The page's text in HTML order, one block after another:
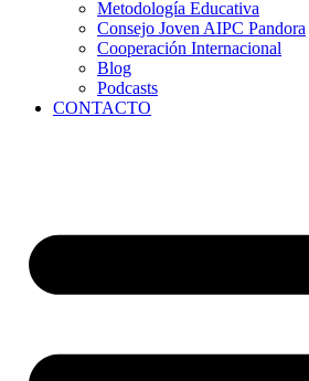
Metodología Educativa
Consejo Joven AIPC Pandora
Cooperación Internacional
Blog
Podcasts
CONTACTO